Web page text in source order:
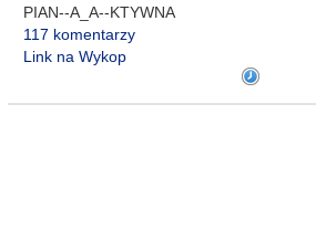
PIAN--A_A--KTYWNA
117 komentarzy
Link na Wykop